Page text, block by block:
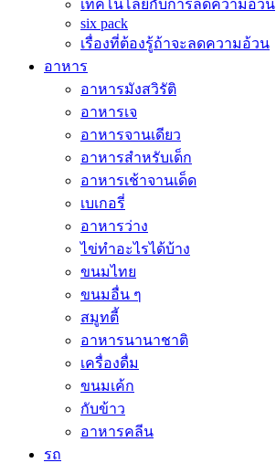
เทคโนโลยีกับการลดความอ้วน
six pack
เรื่องที่ต้องรู้ถ้าจะลดความอ้วน
อาหาร
อาหารมังสวิรัติ
อาหารเจ
อาหารจานเดียว
อาหารสำหรับเด็ก
อาหารเช้าจานเด็ด
เบเกอรี่
อาหารว่าง
ไข่ทำอะไรได้บ้าง
ขนมไทย
ขนมอื่น ๆ
สมูทตี้
อาหารนานาชาติ
เครื่องดื่ม
ขนมเค้ก
กับข้าว
อาหารคลีน
รถ